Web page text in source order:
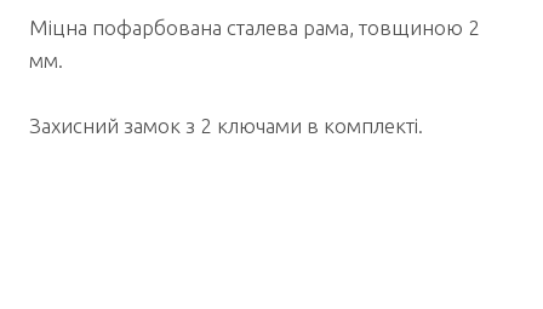
Міцна пофарбована сталева рама, товщиною 2
мм.
Захисний замок з 2 ключами в комплекті.